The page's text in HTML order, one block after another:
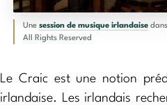
Une session de musique irlandaise
All Rights Reserved
Le Craic est une notion
irlandaise. Les irlandais